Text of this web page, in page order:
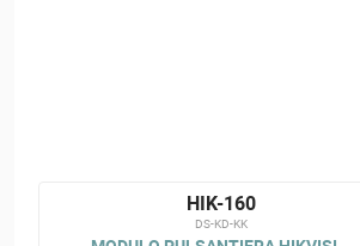
HIK-160
DS-KD-KK